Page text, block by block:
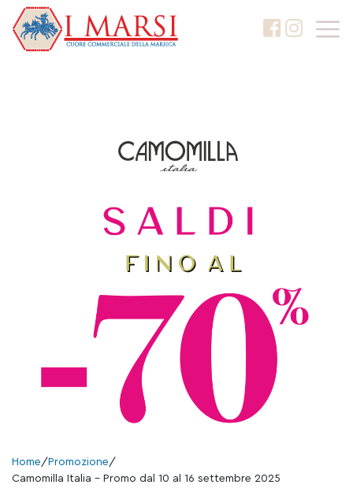
Home/ Promozione/
Camomilla Italia – Promo dal 10 al 16 settembre 2025